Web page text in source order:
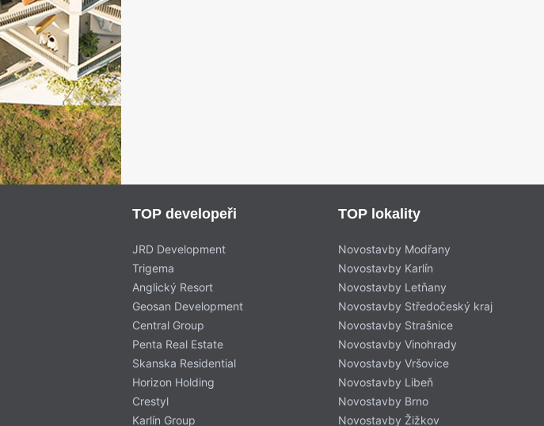
TOP developeři
JRD Development
Trigema
Anglický Resort
Geosan Development
Central Group
Penta Real Estate
Skanska Residential
Horizon Holding
Crestyl
Karlín Group
TOP lokality
Novostavby Modřany
Novostavby Karlín
Novostavby Letňany
Novostavby Středočeský kraj
Novostavby Strašnice
Novostavby Vinohrady
Novostavby Vršovice
Novostavby Libeň
Novostavby Brno
Novostavby Žižkov